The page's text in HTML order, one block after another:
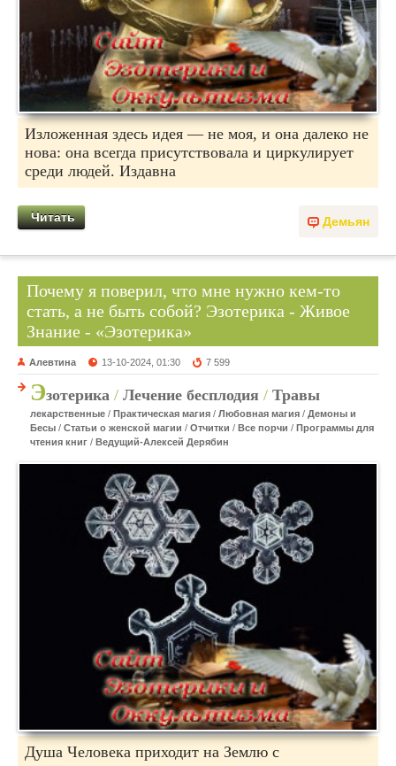
Изложенная здесь идея — не моя, и она далеко не
нова: она всегда присутствовала и циркулирует
среди людей. Издавна
Демьян
Читать
Почему я поверил, что мне нужно кем-то
стать, а не быть собой? Эзотерика - Живое
Знание - «Эзотерика»
Алевтина 13-10-2024, 01:30 7 599
Эзотерика / Лечение бесплодия / Травы
лекарственные / Практическая магия / Любовная магия / Демоны и
Бесы / Статьи о женской магии / Отчитки / Все порчи / Программы для
чтения книг / Ведущий-Алексей Дерябин
Душа Человека приходит на Землю с